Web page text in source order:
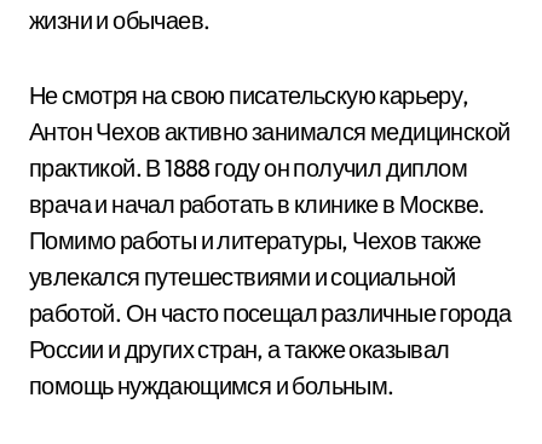
жизни и обычаев.
Не смотря на свою писательскую карьеру,
Антон Чехов активно занимался медицинской
практикой. В 1888 году он получил диплом
врача и начал работать в клинике в Москве.
Помимо работы и литературы, Чехов также
увлекался путешествиями и социальной
работой. Он часто посещал различные города
России и других стран, а также оказывал
помощь нуждающимся и больным.